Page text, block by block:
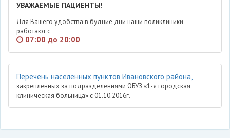
УВАЖАЕМЫЕ ПАЦИЕНТЫ!
Для Вашего удобства в будние дни наши поликлиники
работают с
07:00 до 20:00
Перечень населенных пунктов Ивановского района,
закрепленных за подразделениями ОБУЗ «1-я городская
клиническая больница» с 01.10.2016г.